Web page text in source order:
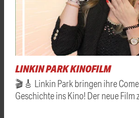
LINKIN PARK KINOFILM
🎬🎸 Linkin Park bringen ihre
Geschichte ins Kino! Der neue